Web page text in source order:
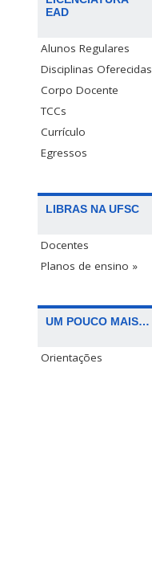
EAD
Alunos Regulares
Disciplinas Oferecidas
Corpo Docente
TCCs
Currículo
Egressos
LIBRAS NA UFSC
Docentes
Planos de ensino »
UM POUCO MAIS…
Orientações